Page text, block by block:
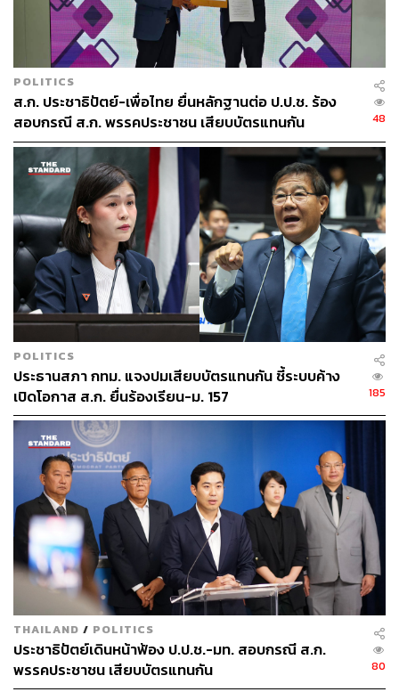
POLITICS
ส.ก. ประชาธิปัตย์-เพื่อไทย ยื่นหลักฐานต่อ ป.ป.ช. ร้อง
สอบกรณี ส.ก. พรรคประชาชน เสียบบัตรแทนกัน
48
POLITICS
ประธานสภา กทม. แจงปมเสียบบัตรแทนกัน ชี้ระบบค้าง
เปิดโอกาส ส.ก. ยื่นร้องเรียน-ม. 157
185
THAILAND / POLITICS
ประชาธิปัตย์เดินหน้าฟ้อง ป.ป.ช.-มท. สอบกรณี ส.ก.
พรรคประชาชน เสียบบัตรแทนกัน
80